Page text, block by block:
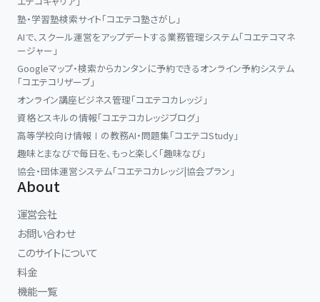
塾・学習塾検索サイト「コエテコ塾さがし」
AIで、スクール運営をアップデートする業務管理システム「コエテコマネ
ージャー」
Googleマップ・検索からカンタンに予約できるオンライン予約システム
「コエテコリザーブ」
オンライン講座ビジネス管理「コエテコカレッジ」
資格とスキルの情報「コエテコカレッジブログ」
高等学校向け情報Ⅰの教務AI・問題集「コエテコStudy」
趣味とまなびで毎日を、もっと楽しく「趣味なび」
協会・団体運営システム「コエテコカレッジ|協会プラン」
About
運営会社
お問い合わせ
このサイトについて
料金
機能一覧